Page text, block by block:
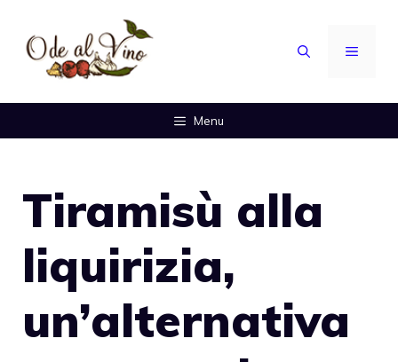
contenuto
MENU
Menu
Tiramisù alla
liquirizia,
un’alternativa